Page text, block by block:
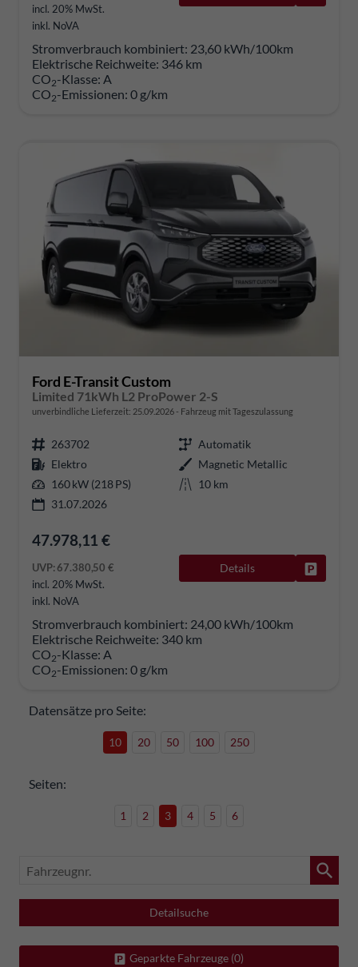
incl. 20% MwSt.
inkl. NoVA
Stromverbrauch kombiniert: 23,60 kWh/100km
Elektrische Reichweite: 346 km
CO2-Klasse: A
CO2-Emissionen: 0 g/km
Ford E-Transit Custom
Limited 71kWh L2 ProPower 2-S
unverbindliche Lieferzeit: 25.09.2026 Fahrzeug mit Tageszulassung
263702
Automatik
Elektro
Magnetic Metallic
160 kW (218 PS)
10 km
31.07.2026
47.978,11 €
UVP:67.380,50 €
incl. 20% MwSt.
inkl. NoVA
Details
Stromverbrauch kombiniert: 24,00 kWh/100km
Elektrische Reichweite: 340 km
CO2-Klasse: A
CO2-Emissionen: 0 g/km
Datensätze pro Seite:
10 20 50 100 250
Seiten:
1 2 3 4 5 6
Fahrzeugnr.
Detailsuche
Geparkte Fahrzeuge (0)